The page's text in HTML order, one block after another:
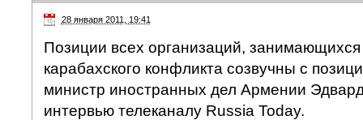
28 января 2011, 19:41
Позиции всех организаций,
карабахского конфликта созвучны с
министр иностранных дел Армении
интервью телеканалу Russia Today.